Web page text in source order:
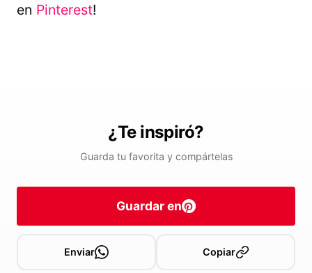
en Pinterest!
¿Te inspiró?
Guarda tu favorita y compártelas
Guardar en
Enviar Copiar